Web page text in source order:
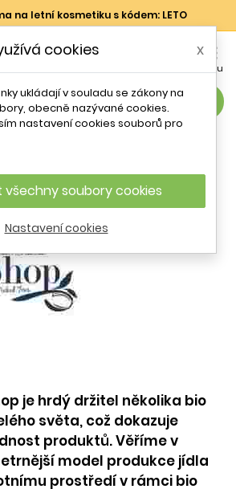
na letní kosmetiku s kódem: LETO

Menu
search
je hrdý držitel několika bio
světa, což dokazuje
produktů. Věříme v
model produkce jídla
prostředí v rámci bio
cookies x
ukládají v souladu se zákony na
obecně nazývané cookies.
nastavení cookies souborů pro
všechny soubory cookies
Nastavení cookies